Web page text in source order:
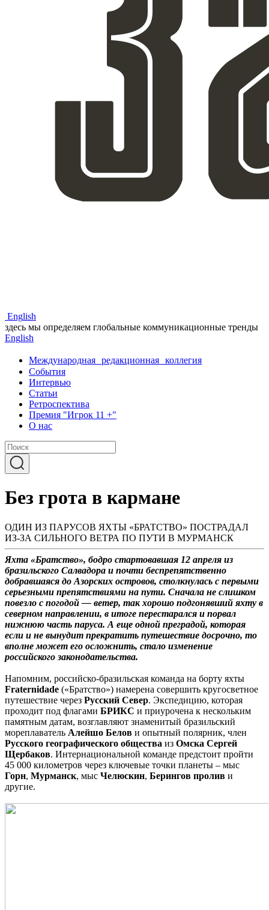
English
здесь мы определяем глобальные коммуникационные тренды
English
Международная редакционная коллегия
События
Интервью
Статьи
Ретроспектива
Премия "Игрок 11 +"
О нас
Без грота в кармане
ОДИН ИЗ ПАРУСОВ ЯХТЫ «БРАТСТВО» ПОСТРАДАЛ
ИЗ-ЗА СИЛЬНОГО ВЕТРА ПО ПУТИ В МУРМАНСК
Яхта «Братство», бодро стартовавшая 12 апреля из
бразильского Салвадора и почти беспрепятственно
добравшаяся до Азорских островов, столкнулась с первыми
серьезными препятствиями на пути. Сначала не слишком
повезло с погодой — ветер, так хорошо подгонявший яхту в
северном направлении, в итоге перестарался и порвал
нижнюю часть паруса. А еще одной преградой, которая
если и не вынудит прекратить путешествие досрочно, то
вполне может его осложнить, стало изменение
российского законодательства.
Напомним, российско-бразильская команда на борту яхты
Fraternidade («Братство») намерена совершить кругосветное
путешествие через Русский Север. Экспедицию, которая
проходит под флагами БРИКС и приурочена к нескольким
памятным датам, возглавляют знаменитый бразильский
мореплаватель Алейшо Белов и опытный полярник, член
Русского географического общества из Омска Сергей
Щербаков. Интернациональной команде предстоит пройти
45 000 километров через ключевые точки планеты – мыс
Горн, Мурманск, мыс Челюскин, Берингов пролив и
другие.